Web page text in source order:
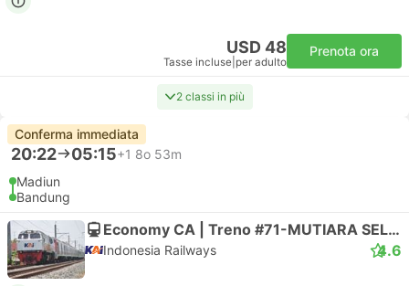
USD 48
Tasse incluse per adulto
Prenota ora
2 classi in più
Conferma immediata
20:22 05:15+1 8o 53m
Madiun
Bandung
Economy CA | Treno #71-MUTIARA SELATAN
Indonesia Railways 4.6